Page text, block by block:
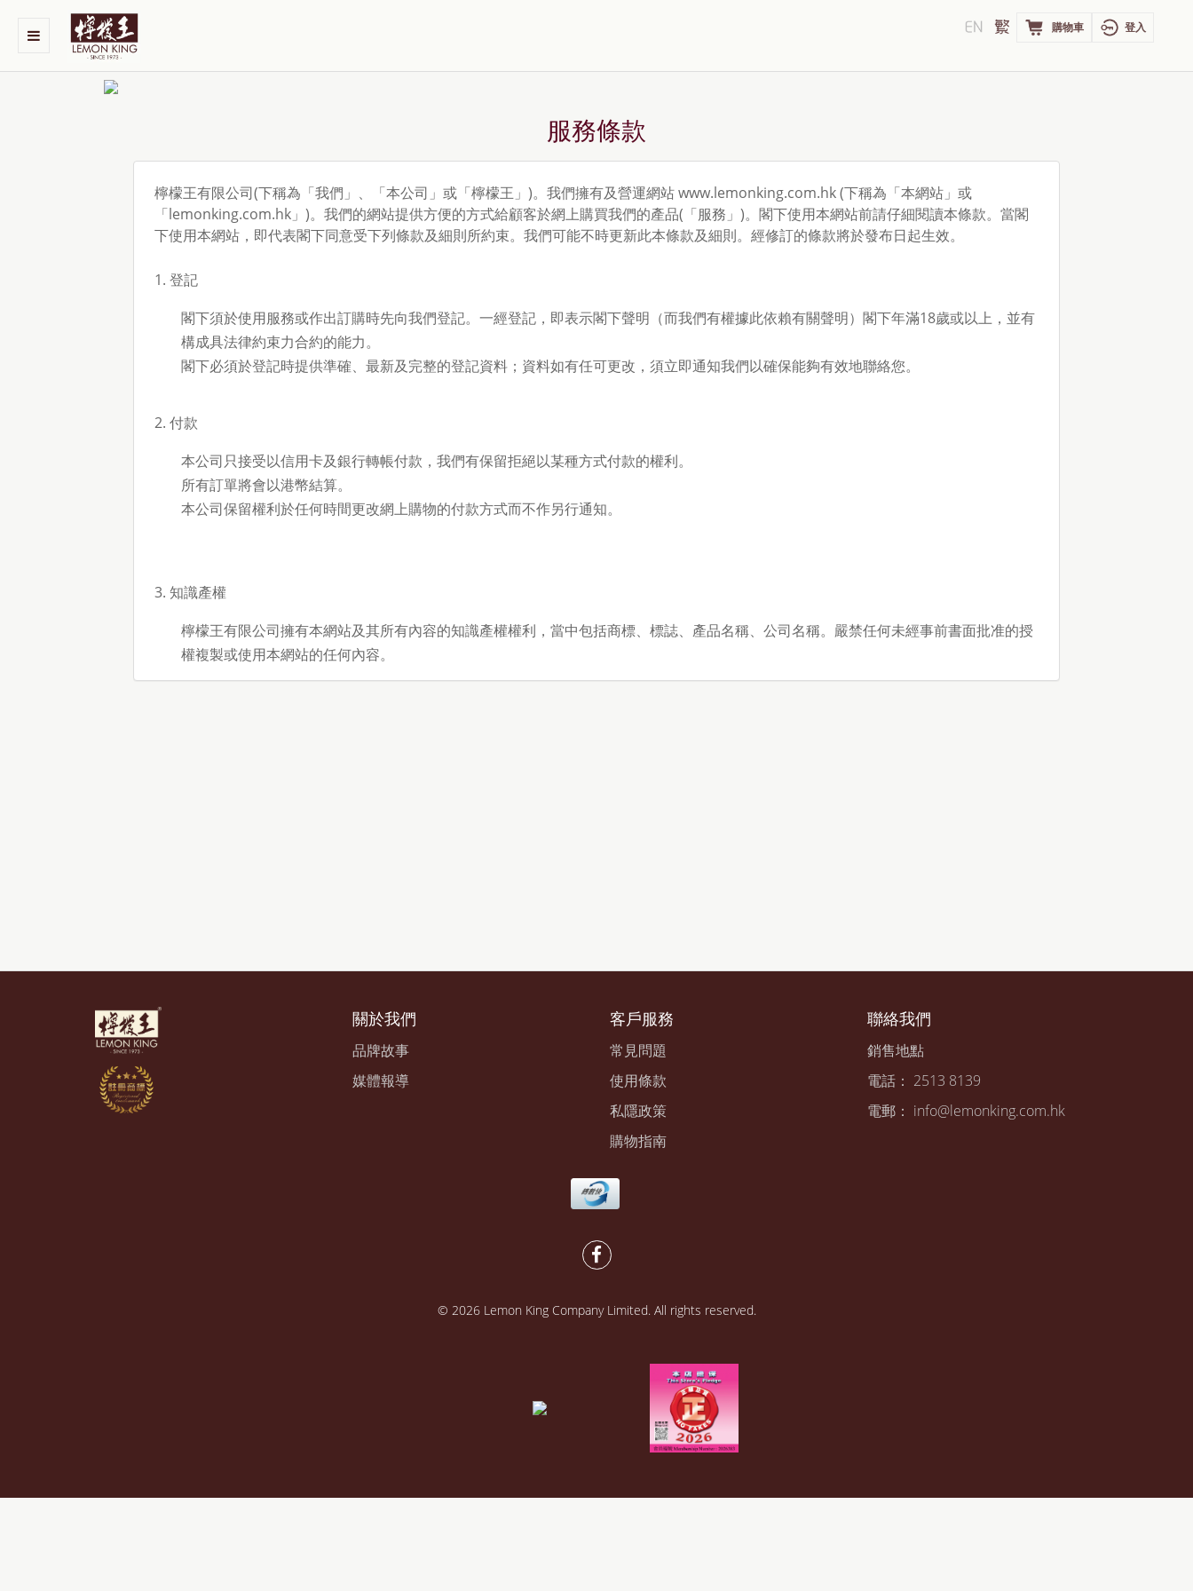
購物車 登入
服務條款
檸檬王有限公司(下稱為「我們」、「本公司」或「檸檬王」)。我們擁有及營運網站 www.lemonking.com.hk (下稱為「本網站」或
「lemonking.com.hk」)。我們的網站提供方便的方式給顧客於網上購買我們的產品(「服務」)。閣下使用本網站前請仔細閱讀本條款。當閣
下使用本網站，即代表閣下同意受下列條款及細則所約束。我們可能不時更新此本條款及細則。經修訂的條款將於發布日起生效。
1. 登記
閣下須於使用服務或作出訂購時先向我們登記。一經登記，即表示閣下聲明（而我們有權據此依賴有關聲明）閣下年滿18歲或以上，並有
構成具法律約束力合約的能力。
閣下必須於登記時提供準確、最新及完整的登記資料；資料如有任可更改，須立即通知我們以確保能夠有效地聯絡您。
2. 付款
本公司只接受以信用卡及銀行轉帳付款，我們有保留拒絕以某種方式付款的權利。
所有訂單將會以港幣結算。
本公司保留權利於任何時間更改網上購物的付款方式而不作另行通知。
3. 知識產權
檸檬王有限公司擁有本網站及其所有內容的知識產權權利，當中包括商標、標誌、產品名稱、公司名稱。嚴禁任何未經事前書面批准的授
權複製或使用本網站的任何內容。
關於我們
品牌故事
媒體報導
客戶服務
常見問題
使用條款
私隱政策
購物指南
聯絡我們
銷售地點
電話： 2513 8139
電郵： info@lemonking.com.hk
© 2026 Lemon King Company Limited. All rights reserved.